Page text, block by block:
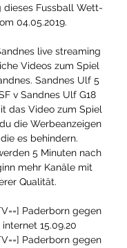
dieses Fussball Wett-
04.05.2019.
live streaming
Videos zum Spiel
Sandnes Ulf 5
v Sandnes Ulf G18
das Video zum Spiel
die Werbeanzeigen
es behindern.
5 Minuten nach
mehr Kanäle mit
Qualität.
Paderborn gegen
15.09.20
Paderborn gegen